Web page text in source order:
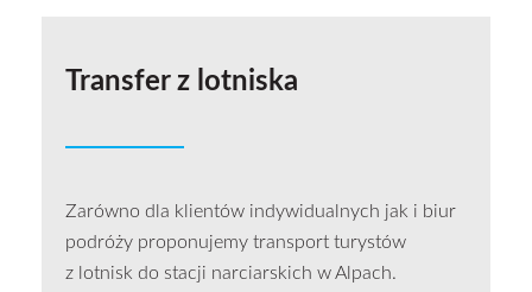
Transfer z lotniska
Zarówno dla klientów indywidualnych jak i biur
podróży proponujemy transport turystów
z lotnisk do stacji narciarskich w Alpach.